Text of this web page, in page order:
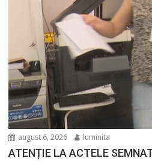
august 6, 2026 luminita
ATENȚIE LA ACTELE